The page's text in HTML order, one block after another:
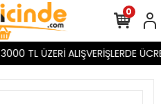
3000 TL ÜZERİ ALIŞVERİŞLERDE
0